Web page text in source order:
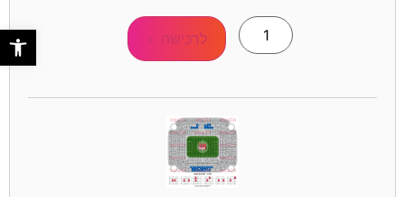
לרכישה > פתח